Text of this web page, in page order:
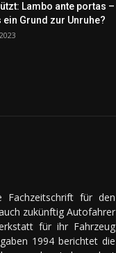
Lambo ante portas –
ein Grund zur Unruhe?
Fachzeitschrift für den
zukünftig Autofahrer
für ihr Fahrzeug
1994 berichtet die